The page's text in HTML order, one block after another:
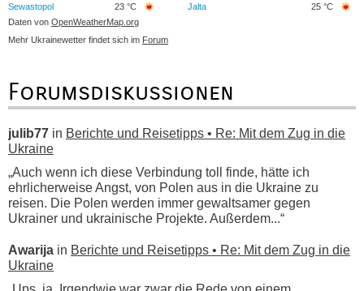
Sewastopol 23 °C Jalta
25 °C
Daten von OpenWeatherMap.org
Mehr Ukrainewetter findet sich im Forum
Forumsdiskussionen
julib77 in Berichte und Reisetipps • Re: Mit dem Zug in die
Ukraine
„Auch wenn ich diese Verbindung toll finde, hätte ich
ehrlicherweise Angst, von Polen aus in die Ukraine zu
reisen. Die Polen werden immer gewaltsamer gegen
Ukrainer und ukrainische Projekte. Außerdem...“
Awarija in Berichte und Reisetipps • Re: Mit dem Zug in die
Ukraine